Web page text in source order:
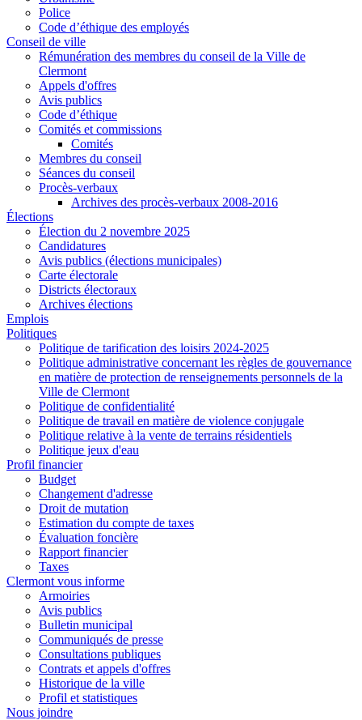
Police
Code d’éthique des employés
Conseil de ville
Rémunération des membres du conseil de la Ville de
Clermont
Appels d'offres
Avis publics
Code d’éthique
Comités et commissions
Comités
Membres du conseil
Séances du conseil
Procès-verbaux
Archives des procès-verbaux 2008-2016
Élections
Élection du 2 novembre 2025
Candidatures
Avis publics (élections municipales)
Carte électorale
Districts électoraux
Archives élections
Emplois
Politiques
Politique de tarification des loisirs 2024-2025
Politique administrative concernant les règles de gouvernance
en matière de protection de renseignements personnels de la
Ville de Clermont
Politique de confidentialité
Politique de travail en matière de violence conjugale
Politique relative à la vente de terrains résidentiels
Politique jeux d'eau
Profil financier
Budget
Changement d'adresse
Droit de mutation
Estimation du compte de taxes
Évaluation foncière
Rapport financier
Taxes
Clermont vous informe
Armoiries
Avis publics
Bulletin municipal
Communiqués de presse
Consultations publiques
Contrats et appels d'offres
Historique de la ville
Profil et statistiques
Nous joindre